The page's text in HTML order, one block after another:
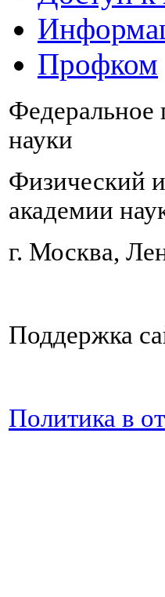
Профком
Федеральное
науки
Физический
академии
г. Москва,
Поддержка
Политика в